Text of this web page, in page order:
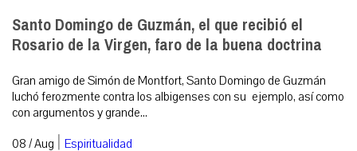
Santo Domingo de Guzmán, el que recibió el
Rosario de la Virgen, faro de la buena doctrina
Gran amigo de Simón de Montfort, Santo Domingo de Guzmán
luchó ferozmente contra los albigenses con su ejemplo, así como
con argumentos y grande...
08 / Aug | Espiritualidad